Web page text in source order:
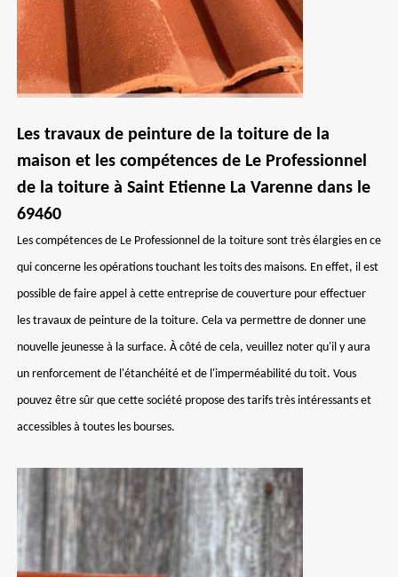
Les travaux de peinture de la toiture de la
maison et les compétences de Le Professionnel
de la toiture à Saint Etienne La Varenne dans le
69460
Les compétences de Le Professionnel de la toiture sont très élargies en ce
qui concerne les opérations touchant les toits des maisons. En effet, il est
possible de faire appel à cette entreprise de couverture pour effectuer
les travaux de peinture de la toiture. Cela va permettre de donner une
nouvelle jeunesse à la surface. À côté de cela, veuillez noter qu'il y aura
un renforcement de l'étanchéité et de l'imperméabilité du toit. Vous
pouvez être sûr que cette société propose des tarifs très intéressants et
accessibles à toutes les bourses.